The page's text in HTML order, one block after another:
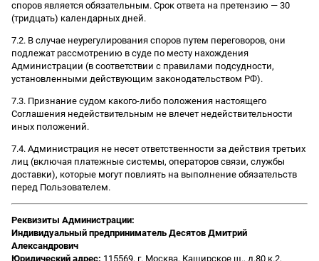
споров является обязательным. Срок ответа на претензию — 30
(тридцать) календарных дней.
7.2. В случае неурегулирования споров путем переговоров, они
подлежат рассмотрению в суде по месту нахождения
Администрации (в соответствии с правилами подсудности,
установленными действующим законодательством РФ).
7.3. Признание судом какого-либо положения настоящего
Соглашения недействительным не влечет недействительности
иных положений.
7.4. Администрация не несет ответственности за действия третьих
лиц (включая платежные системы, операторов связи, службы
доставки), которые могут повлиять на выполнение обязательств
перед Пользователем.
Реквизиты Администрации:
Индивидуальный предприниматель Десятов Дмитрий
Александрович
Юридический адрес: 115569, г. Москва, Каширское ш., д.80 к.2,